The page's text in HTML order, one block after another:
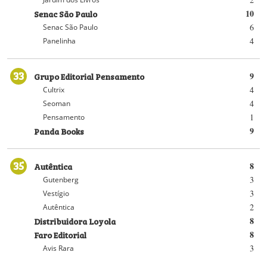
10
Senac São Paulo
6
Senac São Paulo
4
Panelinha
33 9
Grupo Editorial Pensamento
4
Cultrix
4
Seoman
1
Pensamento
9
Panda Books
35 8
Autêntica
3
Gutenberg
3
Vestígio
2
Autêntica
8
Distribuidora Loyola
8
Faro Editorial
3
Avis Rara